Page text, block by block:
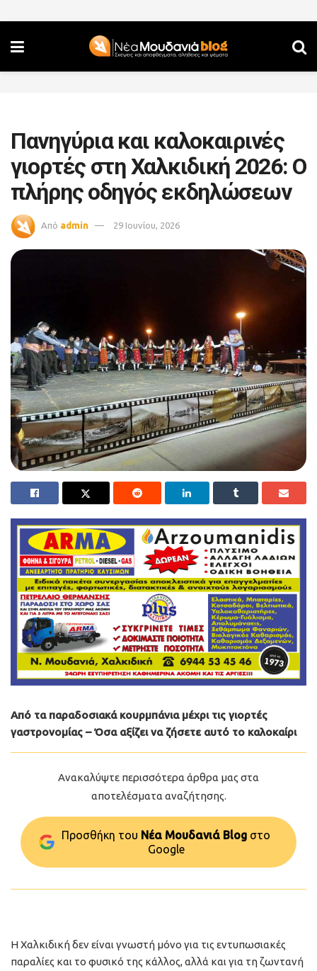
Πανηγύρια και καλοκαιρινές
γιορτές στη Χαλκιδική 2026: Ο
πλήρης οδηγός εκδηλώσεων
Από admin 29 Ιουνίου, 2026
Από τα παραδοσιακά κουρμπάνια μέχρι τις γιορτές
γαστρονομίας – Όσα αξίζει να ζήσετε αυτό το καλοκαίρι
Ανακαλύψτε περισσότερα άρθρα μας στα
αποτελέσματα αναζήτησης.
Προσθήκη του Νέα Μουδανιά Blog στo
Google
Η Χαλκιδική δεν είναι γνωστή μόνο για τις εντυπωσιακές
παραλίες και το φυσικό της κάλλος, αλλά και για τη ζωντανή